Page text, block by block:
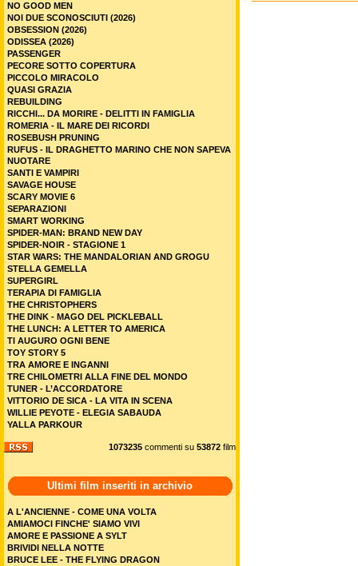
NO GOOD MEN
NOI DUE SCONOSCIUTI (2026)
OBSESSION (2026)
ODISSEA (2026)
PASSENGER
PECORE SOTTO COPERTURA
PICCOLO MIRACOLO
QUASI GRAZIA
REBUILDING
RICCHI... DA MORIRE - DELITTI IN FAMIGLIA
ROMERIA - IL MARE DEI RICORDI
ROSEBUSH PRUNING
RUFUS - IL DRAGHETTO MARINO CHE NON SAPEVA
NUOTARE
SANTI E VAMPIRI
SAVAGE HOUSE
SCARY MOVIE 6
SEPARAZIONI
SMART WORKING
SPIDER-MAN: BRAND NEW DAY
SPIDER-NOIR - STAGIONE 1
STAR WARS: THE MANDALORIAN AND GROGU
STELLA GEMELLA
SUPERGIRL
TERAPIA DI FAMIGLIA
THE CHRISTOPHERS
THE DINK - MAGO DEL PICKLEBALL
THE LUNCH: A LETTER TO AMERICA
TI AUGURO OGNI BENE
TOY STORY 5
TRA AMORE E INGANNI
TRE CHILOMETRI ALLA FINE DEL MONDO
TUNER - L’ACCORDATORE
VITTORIO DE SICA - LA VITA IN SCENA
WILLIE PEYOTE - ELEGIA SABAUDA
YALLA PARKOUR
1073235 commenti su 53872 film
Ultimi film inseriti in archivio
A L'ANCIENNE - COME UNA VOLTA
AMIAMOCI FINCHE' SIAMO VIVI
AMORE E PASSIONE A SYLT
BRIVIDI NELLA NOTTE
BRUCE LEE - THE FLYING DRAGON